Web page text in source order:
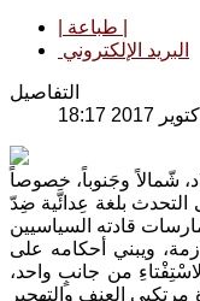
البريد الإلكتروني
التفاصيل
شّمالاً وجَنوباً، خصوصاً
التحدث بلغة عِدائَّية ضِدّ
ويبني أحكامه على
من جانبٍ واحد،
العنف والتهجير